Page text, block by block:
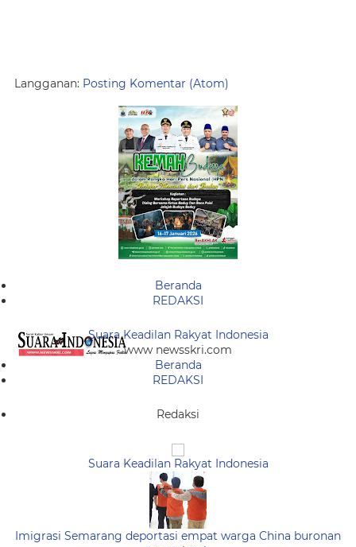
Langganan: Posting Komentar (Atom)
Beranda
REDAKSI
Suara Keadilan Rakyat Indonesia
www newsskri.com
Beranda
REDAKSI
Redaksi
Suara Keadilan Rakyat Indonesia
Imigrasi Semarang deportasi empat warga China buronan